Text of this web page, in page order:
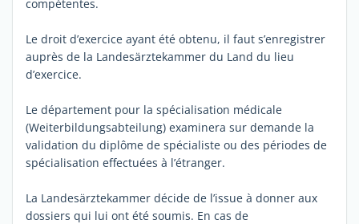
compétentes.
Le droit d’exercice ayant été obtenu, il faut s’enregistrer
auprès de la Landesärztekammer du Land du lieu
d’exercice.
Le département pour la spécialisation médicale
(Weiterbildungsabteilung) examinera sur demande la
validation du diplôme de spécialiste ou des périodes de
spécialisation effectuées à l’étranger.
La Landesärztekammer décide de l’issue à donner aux
dossiers qui lui ont été soumis. En cas de